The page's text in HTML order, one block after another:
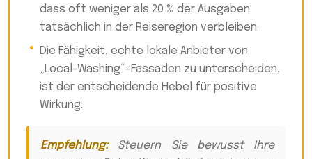
dass oft weniger als 20 % der Ausgaben
tatsächlich in der Reiseregion verbleiben.
Die Fähigkeit, echte lokale Anbieter von
„Local-Washing“-Fassaden zu unterscheiden,
ist der entscheidende Hebel für positive
Wirkung.
Empfehlung:Steuern Sie bewusst Ihre